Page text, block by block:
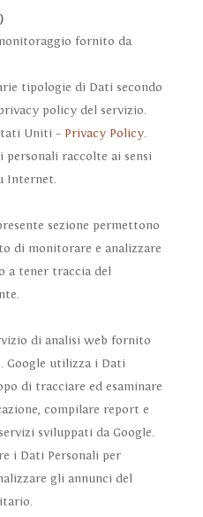
fornito da
tipologie di Dati secondo
policy del servizio.
Uniti – Privacy Policy.
raccolte ai sensi
Internet.
sezione permettono
di monitorare e analizzare
a tener traccia del
di analisi web fornito
Google utilizza i Dati
di tracciare ed esaminare
compilare report e
sviluppati da Google.
i Dati Personali per
gli annunci del